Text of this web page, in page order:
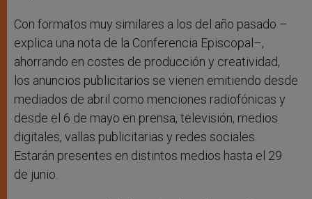
Con formatos muy similares a los del año pasado –
explica una nota de la Conferencia Episcopal–,
ahorrando en costes de producción y creatividad,
los anuncios publicitarios se vienen emitiendo desde
mediados de abril como menciones radiofónicas y
desde el 6 de mayo en prensa, televisión, medios
digitales, vallas publicitarias y redes sociales.
Estarán presentes en distintos medios hasta el 29
de junio.